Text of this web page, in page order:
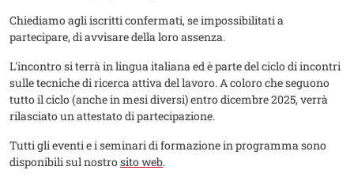
Chiediamo agli iscritti confermati, se impossibilitati a
partecipare, di avvisare della loro assenza.
L'incontro si terrà in lingua italiana ed è parte del ciclo di incontri
sulle tecniche di ricerca attiva del lavoro. A coloro che seguono
tutto il ciclo (anche in mesi diversi) entro dicembre 2025, verrà
rilasciato un attestato di partecipazione.
​Tutti gli eventi e i seminari di formazione in programma sono
disponibili sul nostrosito web.